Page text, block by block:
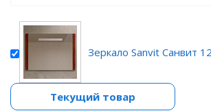
Зеркало Sanvit Санвит
Текущий товар